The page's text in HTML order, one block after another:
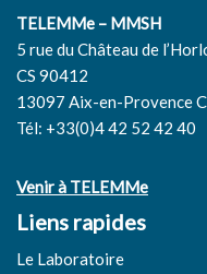
TELEMMe – MMSH
5 rue du Château de
CS 90412
13097 Aix-en-Provence
Tél: +33(0)4 42 52 42 40
Venir à TELEMMe
Liens rapides
Le Laboratoire